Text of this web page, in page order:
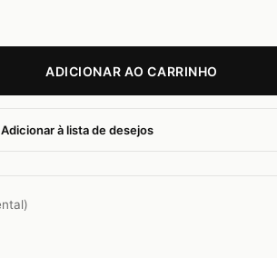
ADICIONAR AO CARRINHO
Adicionar à lista de desejos